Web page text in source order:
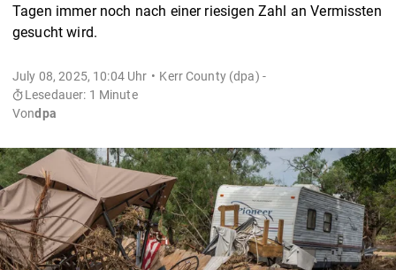
Tagen immer noch nach einer riesigen Zahl an Vermissten
gesucht wird.
July 08, 2025, 10:04 Uhr
Kerr County (dpa) -
Lesedauer: 1 Minute
Vondpa